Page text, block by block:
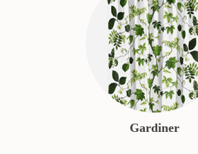
Gardiner